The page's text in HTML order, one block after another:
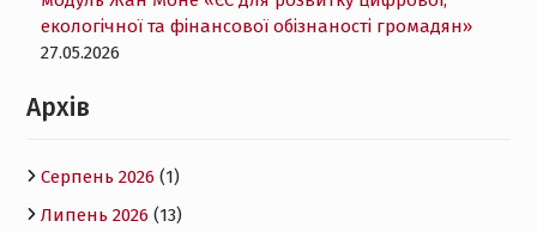
екологічної та фінансової обізнаності громадян»
27.05.2026
Архів
Серпень 2026(1)
Липень 2026(13)